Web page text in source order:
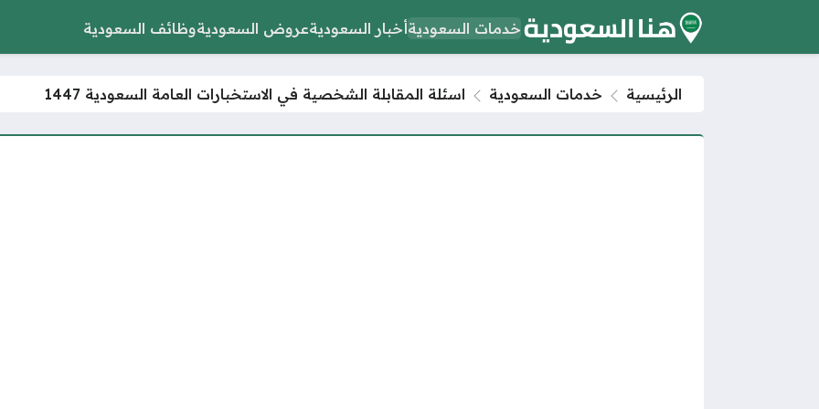
خدمات السعوديةأخبار السعوديةعروض السعوديةوظائف السعودية
الرئيسية خدمات السعودية اسئلة المقابلة الشخصية في الاستخبارات العامة السعودية 1447